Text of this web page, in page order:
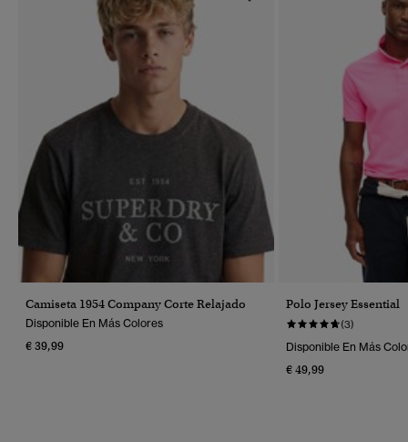
Camiseta 1954 Company Corte Relajado
Disponible En Más Colores
€ 39,99
Polo Jersey Essential
(3)
Disponible En Más
€ 49,99